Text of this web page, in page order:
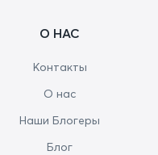
О НАС
Контакты
О нас
Наши Блогеры
Блог